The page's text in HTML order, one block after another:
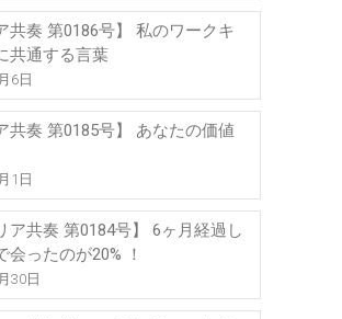
共奏 第0186号】 私のワークキ
共通する言葉
6日
共奏 第0185号】 あなたの価値
1日
ア共奏 第0184号】 6ヶ月経過し
会ったのが20% ！
30日